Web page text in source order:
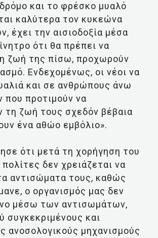
δρόμο και το φρέσκο μυαλό
καλύτερα τον κυκεώνα
έχει την αισιοδοξία μέσα
ότι θα πρέπει να
ζωή της πίσω, προχωρούν
Ενδεχομένως, οι νέοι να
και σε ανθρώπους άνω
προτιμούν να
τη ζωή τους σχεδόν βέβαια
ένα αθώο εμβόλιο».
ότι μετά τη χορήγηση του
πολίτες δεν χρειάζεται να
αντισώματα τους, καθώς
ο οργανισμός μας δεν
μέσω των αντισωμάτων,
συγκεκριμένους και
ανοσολογικούς μηχανισμούς